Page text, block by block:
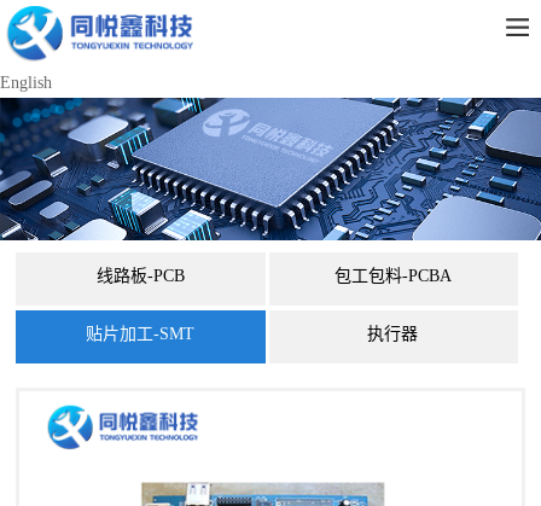
English
线路板-PCB 包工包料-PCBA
贴片加工-SMT 执行器